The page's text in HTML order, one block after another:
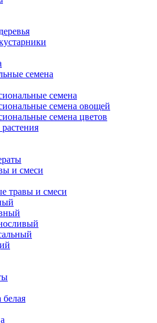
семена
семена
семена овощей
семена цветов
и смеси
травы и смеси
белая